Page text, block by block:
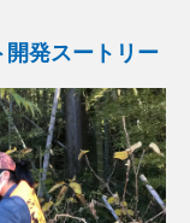
開発スートリー